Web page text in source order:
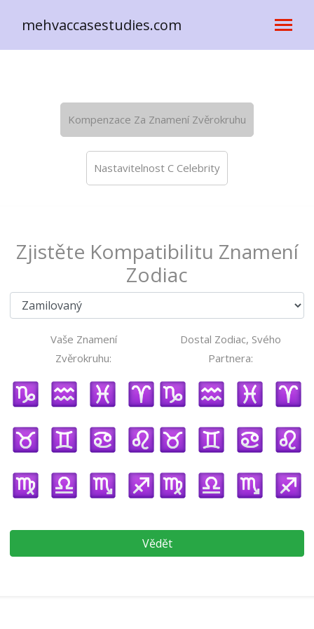
mehvaccasestudies.com
Kompenzace Za Znamení Zvěrokruhu
Nastavitelnost C Celebrity
Zjistěte Kompatibilitu Znamení
Zodiac
Vaše Znamení
Zvěrokruhu:
Dostal Zodiac, Svého
Partnera:
Vědět